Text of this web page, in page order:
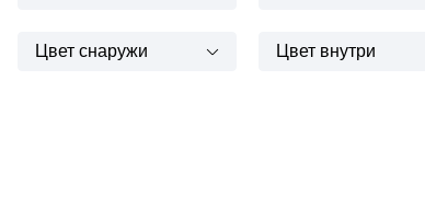
Цвет снаружи Цвет внутри